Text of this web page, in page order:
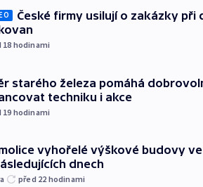
České firmy usilují o zakázky při
18 hodinami
starého železa pomáhá
techniku i akce
19 hodinami
vyhořelé výškové budovy ve
dnech
před 22 hodinami